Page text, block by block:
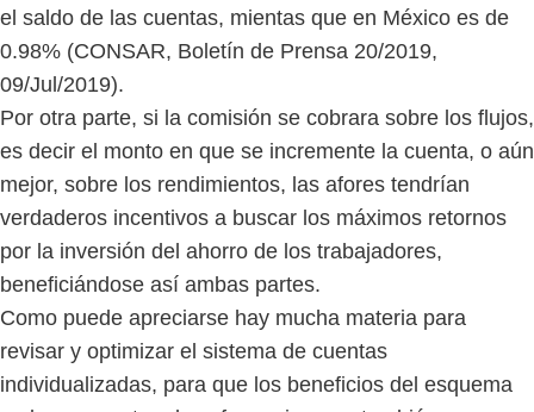
el saldo de las cuentas, mientas que en México es de
0.98% (CONSAR, Boletín de Prensa 20/2019,
09/Jul/2019).
Por otra parte, si la comisión se cobrara sobre los flujos,
es decir el monto en que se incremente la cuenta, o aún
mejor, sobre los rendimientos, las afores tendrían
verdaderos incentivos a buscar los máximos retornos
por la inversión del ahorro de los trabajadores,
beneficiándose así ambas partes.
Como puede apreciarse hay mucha materia para
revisar y optimizar el sistema de cuentas
individualizadas, para que los beneficios del esquema